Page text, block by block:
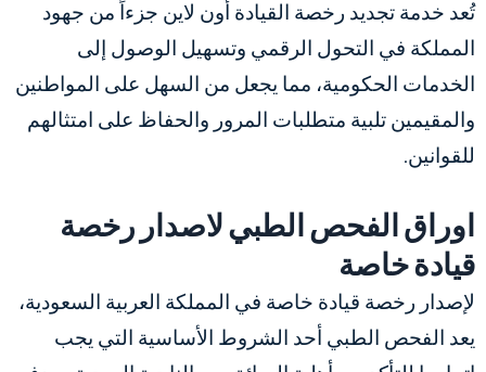
تُعد خدمة تجديد رخصة القيادة أون لاين جزءاً من جهود
المملكة في التحول الرقمي وتسهيل الوصول إلى
الخدمات الحكومية، مما يجعل من السهل على المواطنين
والمقيمين تلبية متطلبات المرور والحفاظ على امتثالهم
للقوانين.
اوراق الفحص الطبي لاصدار رخصة
قيادة خاصة
لإصدار رخصة قيادة خاصة في المملكة العربية السعودية،
يعد الفحص الطبي أحد الشروط الأساسية التي يجب